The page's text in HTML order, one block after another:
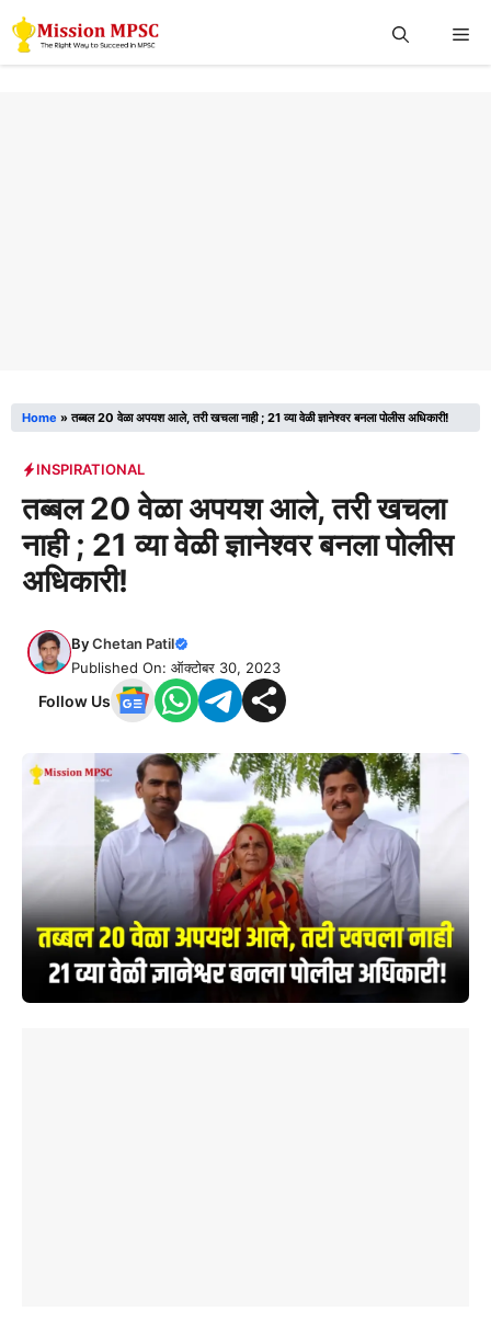
Skip
to
Home »तब्बल 20 वेळा अपयश आले, तरी खचला नाही ; 21 व्या वेळी ज्ञानेश्वर बनला पोलीस अधिकारी!
INSPIRATIONAL
तब्बल 20 वेळा अपयश आले, तरी खचला
नाही ; 21 व्या वेळी ज्ञानेश्वर बनला पोलीस
अधिकारी!
ByChetan Patil
Published On: ऑक्टोबर 30, 2023
Follow Us